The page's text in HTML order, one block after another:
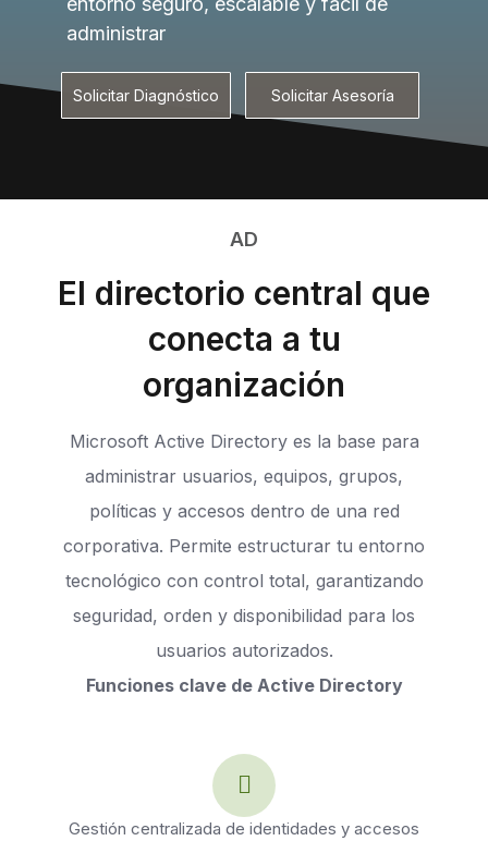
administrar
Solicitar Diagnóstico Solicitar Asesoría
AD
El directorio central que
conecta a tu
organización
Microsoft Active Directory es la base para
administrar usuarios, equipos, grupos,
políticas y accesos dentro de una red
corporativa. Permite estructurar tu entorno
tecnológico con control total, garantizando
seguridad, orden y disponibilidad para los
usuarios autorizados.
Funciones clave de Active Directory
Gestión centralizada de identidades y accesos